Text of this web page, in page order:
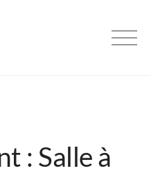
: Salle à